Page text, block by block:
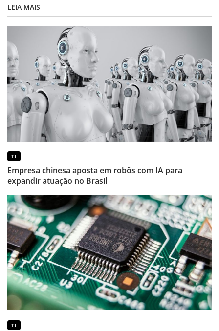
LEIA MAIS
TI
Empresa chinesa aposta em robôs com IA para
expandir atuação no Brasil
TI